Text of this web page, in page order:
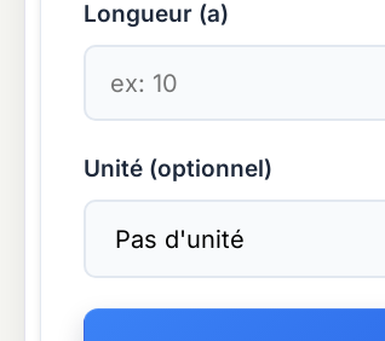
Longueur (a)
Unité (optionnel)